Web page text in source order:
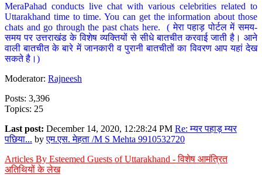
MeraPahad conducts live chat with various celebrities related to
Uttarakhand time to time. You can get the information about those
chats and go through the past chats here. ( मेरा पहाड़ पोर्टल में समय-
समय पर उत्तराखंड के विशेष व्यक्तियों से सीधे बातचीत करवाई जाती है। आने
वाली बातचीत के बारे में जानकारी व पुरानी बातचीतों का विवरण आप यहां देख
सकते है।)
Moderator: Rajneesh
Posts: 3,396
Topics: 25
Last post: December 14, 2020, 12:28:24 PM Re: म्यर पहाड़ म्यर
पछिया... byएम.एस. मेहता /M S Mehta 9910532720
Articles By Esteemed Guests of Uttarakhand - विशेष आमंत्रित
अतिथियों के लेख